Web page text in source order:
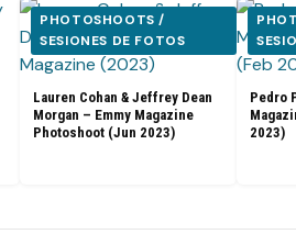
PHOTOSHOOTS /
SESIONES DE FOTOS
Lauren Cohan & Jeffrey Dean
Morgan – Emmy Magazine
Photoshoot (Jun 2023)
Pedro
2023)